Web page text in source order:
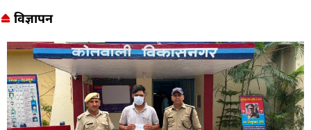
विज्ञापन